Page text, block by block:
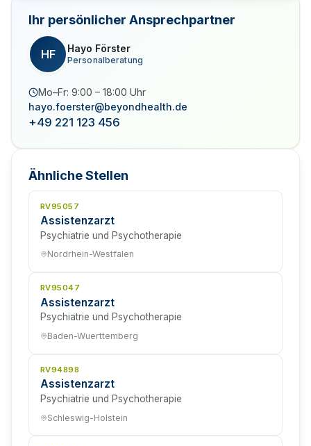
Ihr persönlicher Ansprechpartner
HF Hayo Förster
Personalberatung
Mo–Fr: 9:00 – 18:00 Uhr
hayo.foerster@beyondhealth.de
+49 221 123 456
Ähnliche Stellen
RV95057
Assistenzarzt
Psychiatrie und Psychotherapie
Nordrhein-Westfalen
RV95047
Assistenzarzt
Psychiatrie und Psychotherapie
Baden-Wuerttemberg
RV94898
Assistenzarzt
Psychiatrie und Psychotherapie
Schleswig-Holstein